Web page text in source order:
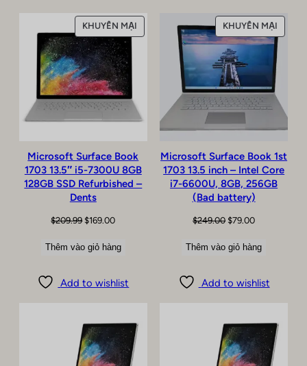
KHUYẾN MẠISẢN
PHẨM
Microsoft Surface Book
1703 13.5″ i5-7300U 8GB
128GB SSD Refurbished –
Dents
$209.99 Giá
là:
$169.00Giá
tại
$169.00.
Thêm vào giỏ hàng
Add to wishlist
KHUYẾN MẠI
PHẨM
ĐANG
Microsoft Surface Book 1st
1703 13.5 inch – Intel Core
i7-6600U, 8GB, 256GB
(Bad battery)
$249.00 Giá
là:
$79.00Giá
tại
$79.00.
Thêm vào giỏ hàng
Add to wishlist